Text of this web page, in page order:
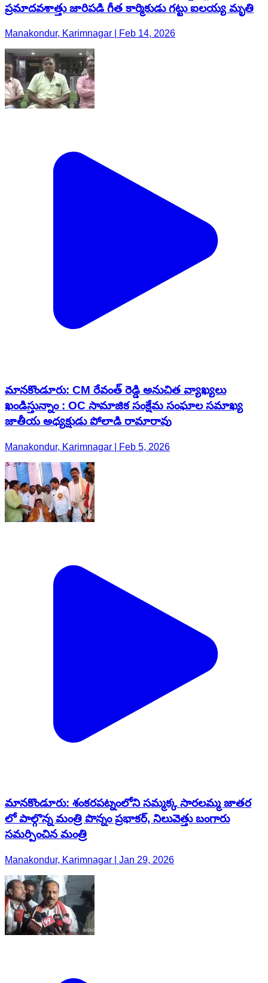
ప్రమాదవశాత్తు జారిపడి గీత కార్మికుడు గట్టు ఐలయ్య మృతి
Manakondur, Karimnagar | Feb 14, 2026
మానకొండూరు: CM రేవంత్ రెడ్డి అనుచిత వ్యాఖ్యలు
ఖండిస్తున్నాం : OC సామాజిక సంక్షేమ సంఘాల సమాఖ్య
జాతీయ అధ్యక్షుడు పోలాడి రామారావు
Manakondur, Karimnagar | Feb 5, 2026
మానకొండూరు: శంకరపట్నంలోని సమ్మక్క సారలమ్మ జాతర
లో పాల్గొన్న మంత్రి పొన్నం ప్రభాకర్, నిలువెత్తు బంగారు
సమర్పించిన మంత్రి
Manakondur, Karimnagar | Jan 29, 2026